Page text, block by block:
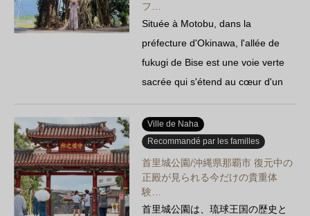
フ…
Située à Motobu, dans la
préfecture d'Okinawa, l'allée de
fukugi de Bise est une voie verte
sacrée qui s'étend au cœur d'un
quartier résidentiel paisible. Bien
qu'il s'agisse d'un site touristique,
c'est un lieu qui laisse un souvenir
impérissable grâce à une
promenade au plus près de la vie
du village.
Ville de Naha
Recommandé par les familles
首里城公園/沖縄県那覇市 復元中の
正殿が見られる今だけの貴重体
験…
首里城公園は、琉球王国の歴史と